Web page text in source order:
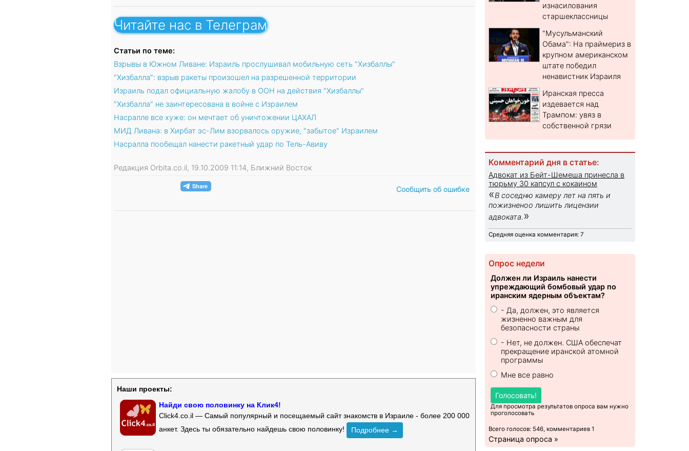
Читайте нас в Телеграм
Статьи по теме:
Взрывы в Южном Ливане: Израиль прослушивал мобильную сеть "Хизбаллы"
"Хизбалла": взрыв ракеты произошел на разрешенной территории
Израиль подал официальную жалобу в ООН на действия "Хизбаллы"
"Хизбалла" не заинтересована в войне с Израилем
Насралле все хуже: он мечтает об уничтожении ЦАХАЛ
МИД Ливана: в Хирбат эс-Лим взорвалось оружие, "забытое" Израилем
Насралла пообещал нанести ракетный удар по Тель-Авиву
Редакция Orbita.co.il, 19.10.2009 11:14, Ближний Восток
Сообщить об ошибке
Наши проекты:
Найди свою половинку на Клик4!
Click4.co.il — Самый популярный и посещаемый сайт знакомств в Израиле - более 200 000
анкет. Здесь ты обязательно найдешь свою половинку!
Подробнее →
изнасилования
старшеклассницы
"Мусульманский
Обама": На праймериз в
крупном американском
штате победил
ненавистник Израиля
Иранская пресса
издевается над
Трампом: увяз в
собственной грязи
Комментарий дня в статье:
Адвокат из Бейт-Шемеша принесла в
тюрьму 30 капсул с кокаином
«В соседню камеру лет на пять и
пожизненоо лишить лицензии
адвоката. »
Средняя оценка комментария: 7
Опрос недели
Должен ли Израиль нанести
упреждающий бомбовый удар по
иранским ядерным объектам?
- Да, должен, это является
жизненно важным для
безопасности страны
- Нет, не должен. США обеспечат
прекращение иранской атомной
программы
Мне все равно
Голосовать!
Для просмотра результатов опроса вам нужно
проголосовать
Всего голосов: 546, комментариев 1
Страница опроса »